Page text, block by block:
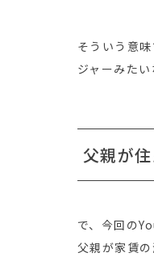
そういう意
ジャーみた
父親が
で、今回の
父親が家賃